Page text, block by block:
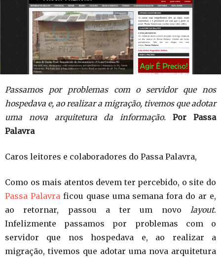
Passamos por problemas com o servidor que nos
hospedava e, ao realizar a migração, tivemos que adotar
uma nova arquitetura da informação.
Por Passa
Palavra
Caros leitores e colaboradores do Passa Palavra,
Como os mais atentos devem ter percebido, o site do
Passa Palavra ficou quase uma semana fora do ar e,
ao retornar, passou a ter um novo layout.
Infelizmente passamos por problemas com o
servidor que nos hospedava e, ao realizar a
migração, tivemos que adotar uma nova arquitetura